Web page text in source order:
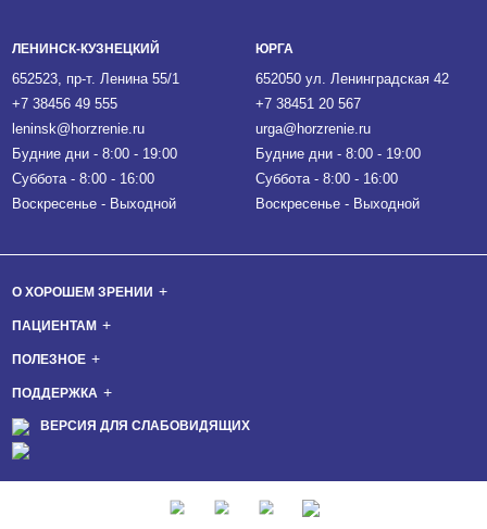
ЛЕНИНСК-КУЗНЕЦКИЙ
652523, пр-т. Ленина 55/1
+7 38456 49 555
leninsk@horzrenie.ru
Будние дни - 8:00 - 19:00
Суббота - 8:00 - 16:00
Воскресенье - Выходной
ЮРГА
652050 ул. Ленинградская 42
+7 38451 20 567
urga@horzrenie.ru
Будние дни - 8:00 - 19:00
Суббота - 8:00 - 16:00
Воскресенье - Выходной
О ХОРОШЕМ ЗРЕНИИ
ПАЦИЕНТАМ
ПОЛЕЗНОЕ
ПОДДЕРЖКА
ВЕРСИЯ ДЛЯ СЛАБОВИДЯЩИХ